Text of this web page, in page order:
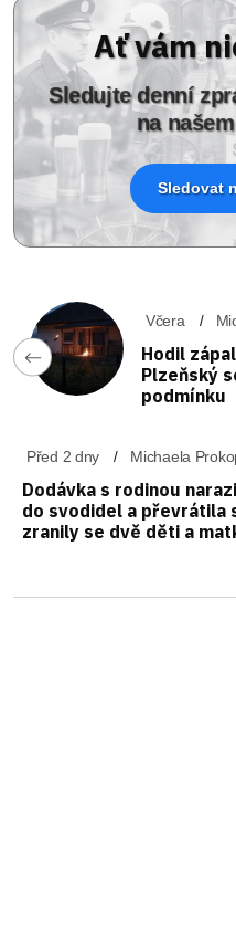
Ať vám
Sledujte denní
na
Sledovat
Včera
Hodil
Plzeňský
podmínku
Před 2 dny Michaela
Dodávka s rodinou
do svodidel a převrátila
zranily se dvě děti a